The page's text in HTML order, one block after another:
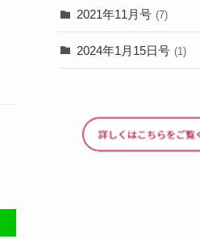
2021年11月号 (7)
2024年1月15日号 (1)